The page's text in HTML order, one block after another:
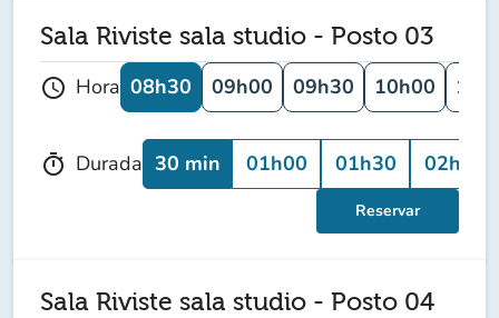
Sala Riviste sala studio - Posto 03
schedule Hora 08h30 09h00 09h30 10h00
timer Durada 30 min 01h00 01h30 02h00
Reservar
Sala Riviste sala studio - Posto 04